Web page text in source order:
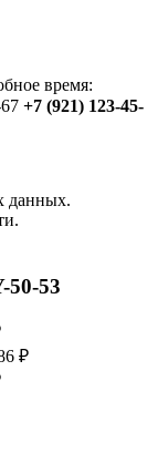
время:
+7 (921) 123-45-
данных.
50-53
₽